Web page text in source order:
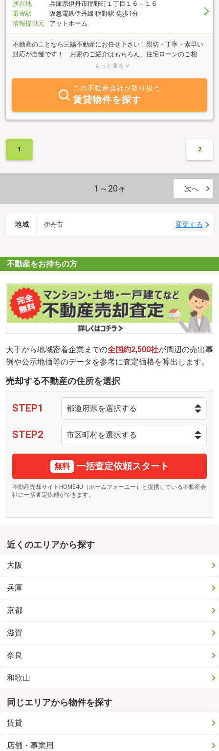
所在地
兵庫県伊丹市稲野町１丁目１６－１６
最寄駅
阪急電鉄伊丹線 稲野駅 徒歩1分
情報提供元
アットホーム
不動産のことなら三陽不動産にお任せ下さい！親切・丁寧・素早い
対応が自慢です！ お家のご紹介はもちろん、住宅ローンのご相
談・リフォーム・引っ越し・購入後のアフターサービスまでなんで
登記・相続など不動産のトータルサポートをさせて頂いておりま
す。お気軽にお問い合わせ下さい。当社は○公益社団法人 不動産
保証協会会員〇公益社団法人 全日本不動産協会会員〇公正取引協
会会員です。
もっと見る
この不動産会社が取り扱う
賃貸物件を探す
1 2
1～20 件 次へ
地域 伊丹市 変更する
不動産をお持ちの方
大手から地域密着企業までの全国約2,500社が周辺の売出事
例や公示地価等のデータを参考に査定価格を算出します。
売却する不動産の住所を選択
STEP1
STEP2
無料 一括査定依頼スタート
不動産売却サイトHOME4U（ホームフォーユー）と提携している不動産会
社に一括査定依頼ができます。
近くのエリアから探す
大阪
兵庫
京都
滋賀
奈良
和歌山
同じエリアから物件を探す
賃貸
店舗・事業用